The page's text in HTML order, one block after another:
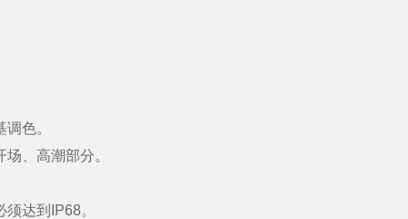
色。
、高潮部分。
达到IP68。